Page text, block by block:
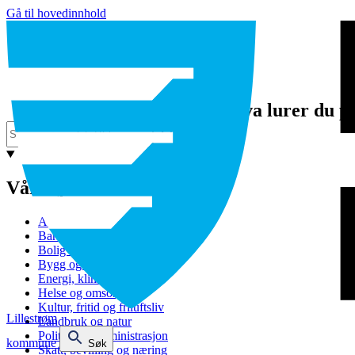
Gå til hovedinnhold
Lillestrøm
kommune
Søk
Hva lurer du
Våre tjenester
Avfall og gjenvinning
Barnehage
Bolig og sosiale tjenester
Bygg og eiendom
Energi, klima og miljø
Helse og omsorg
Kultur, fritid og friluftsliv
Landbruk og natur
Politikk og administrasjon
Skatt, bevilling og næring